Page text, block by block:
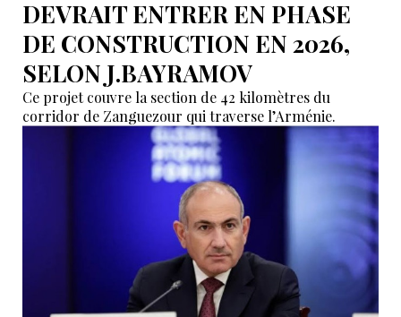
DEVRAIT ENTRER EN PHASE
DE CONSTRUCTION EN 2026,
SELON J.BAYRAMOV
Ce projet couvre la section de 42 kilomètres du
corridor de Zanguezour qui traverse l’Arménie.